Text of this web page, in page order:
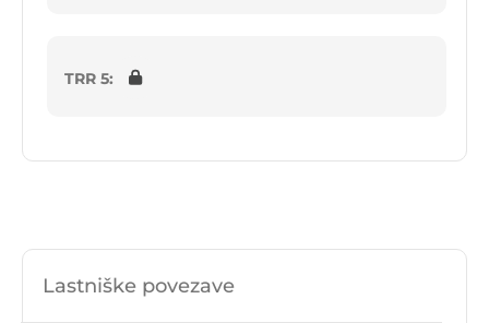
TRR 5:
Lastniške povezave